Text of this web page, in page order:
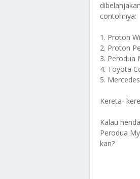
contohnya:
1. Proton
2. Proton
3. Perodua
4. Toyota
5.
Kereta-
Kalau
Perodua
kan?